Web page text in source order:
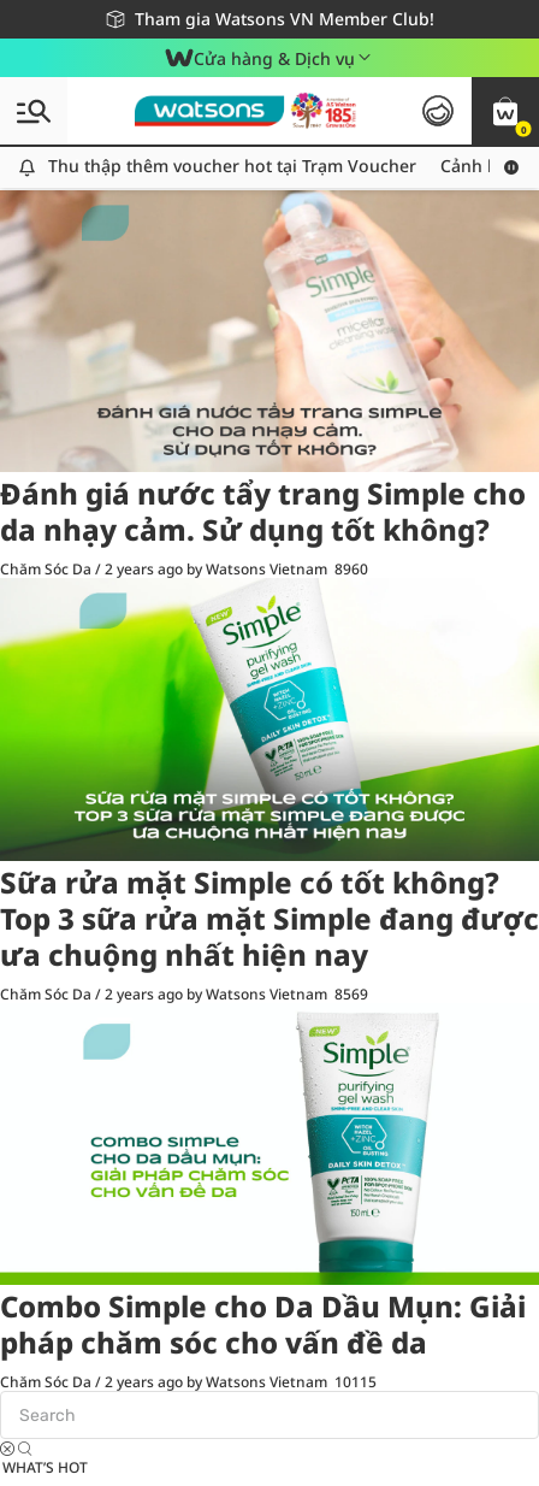
Tham gia Watsons VN Member Club!
Miễn phí giao hàng cho đơn hàng từ 249,000Đ
Giao hàng nhanh 24h - Áp dụng khu vực TP. Hồ Chí Minh
Cửa hàng & Dịch vụ
0
Thu thập thêm voucher hot tại Trạm Voucher
Thu thập thêm voucher hot tại Trạm Voucher Cảnh báo
Tag:Simple3 item(s) found
Đánh giá nước tẩy trang Simple cho
da nhạy cảm. Sử dụng tốt không?
Chăm Sóc Da /2 years ago by Watsons Vietnam 8960
Sữa rửa mặt Simple có tốt không?
Top 3 sữa rửa mặt Simple đang được
ưa chuộng nhất hiện nay
Chăm Sóc Da /2 years ago by Watsons Vietnam 8569
Combo Simple cho Da Dầu Mụn: Giải
pháp chăm sóc cho vấn đề da
Chăm Sóc Da /2 years ago by Watsons Vietnam 10115
WHAT’S HOT